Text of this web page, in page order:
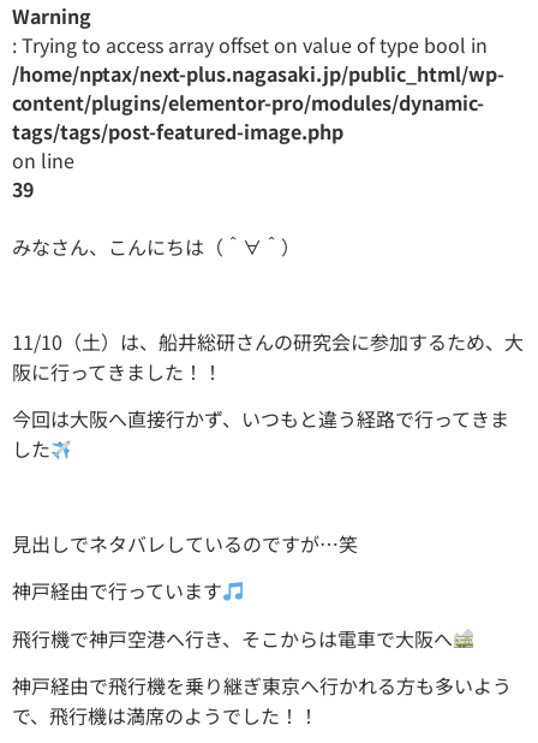
Warning
: Trying to access array offset on value of type bool in
/home/nptax/next-plus.nagasaki.jp/public_html/wp-
content/plugins/elementor-pro/modules/dynamic-
tags/tags/post-featured-image.php
on line
39
みなさん、こんにちは（＾∀＾）
11/10（土）は、船井総研さんの研究会に参加するため、大
阪に行ってきました！！
今回は大阪へ直接行かず、いつもと違う経路で行ってきま
した
見出しでネタバレしているのですが…笑
神戸経由で行っています
飛行機で神戸空港へ行き、そこからは電車で大阪へ
神戸経由で飛行機を乗り継ぎ東京へ行かれる方も多いよう
で、飛行機は満席のようでした！！